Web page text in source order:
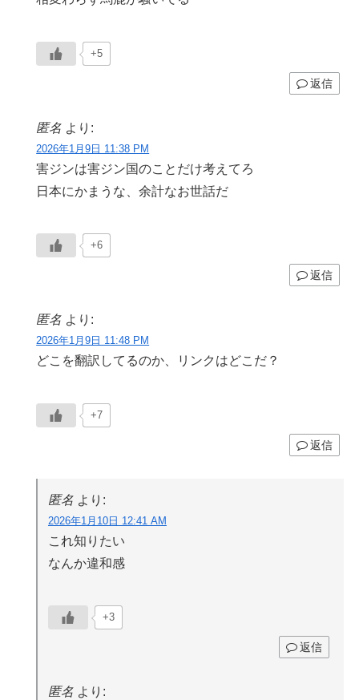
+5
返信
匿名 より:
2026年1月9日 11:38 PM
害ジンは害ジン国のことだけ考えてろ
日本にかまうな、余計なお世話だ
+6
返信
匿名 より:
2026年1月9日 11:48 PM
どこを翻訳してるのか、リンクはどこだ？
+7
返信
匿名 より:
2026年1月10日 12:41 AM
これ知りたい
なんか違和感
+3
返信
匿名 より: